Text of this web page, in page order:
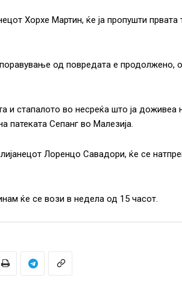
Хорхе Мартин, ќе ја пропушти првата
од повредата е продолжено,
и стапалото во несреќа што ја доживеа
патеката Сепанг во Малезија.
Лоренцо Савадори, ќе се
ќе се вози в недела од 15 часот.